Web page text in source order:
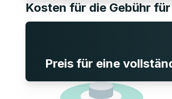
Kosten für die Gebühr für
Preis für eine